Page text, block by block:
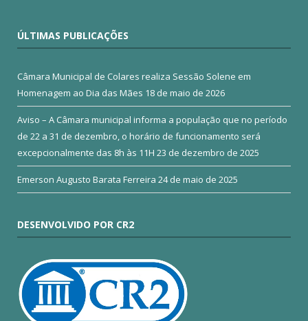
ÚLTIMAS PUBLICAÇÕES
Câmara Municipal de Colares realiza Sessão Solene em
Homenagem ao Dia das Mães 18 de maio de 2026
Aviso – A Câmara municipal informa a população que no período
de 22 a 31 de dezembro, o horário de funcionamento será
excepcionalmente das 8h às 11H 23 de dezembro de 2025
Emerson Augusto Barata Ferreira 24 de maio de 2025
DESENVOLVIDO POR CR2